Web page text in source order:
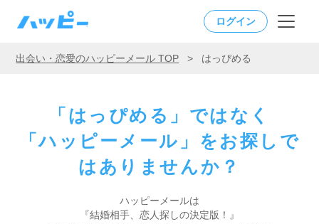
ログイン
出会い・恋愛のハッピーメール TOP > はっぴめる
「はっぴめる」ではなく
「ハッピーメール」をお探しで
はありませんか？
ハッピーメールは
『結婚相手、恋人探しの決定版！』